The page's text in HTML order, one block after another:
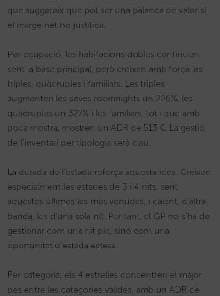
que suggereix que pot ser una palanca de valor si
el marge net ho justifica.
Per ocupació, les habitacions dobles continuen
sent la base principal, però creixen amb força les
triples, quàdruples i familiars. Les triples
augmenten les seves roomnights un 226%, les
quàdruples un 327% i les familiars, tot i que amb
poca mostra, mostren un ADR de 513 €. La gestió
de l’inventari per tipologia serà clau.
La durada de l’estada reforça aquesta idea. Creixen
especialment les estades de 3 i 4 nits, sent
aquestes últimes les més venudes, i caient, d’altra
banda, les d’una sola nit. Per tant, el GP no s’ha de
gestionar com una nit pic, sinó com una
oportunitat d’estada estesa.
Per categoria, els 4 estrelles concentren el major
pes entre les categories vàlides, amb un ADR de